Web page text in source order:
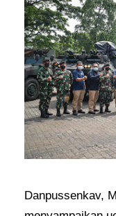
Danpussenkav,